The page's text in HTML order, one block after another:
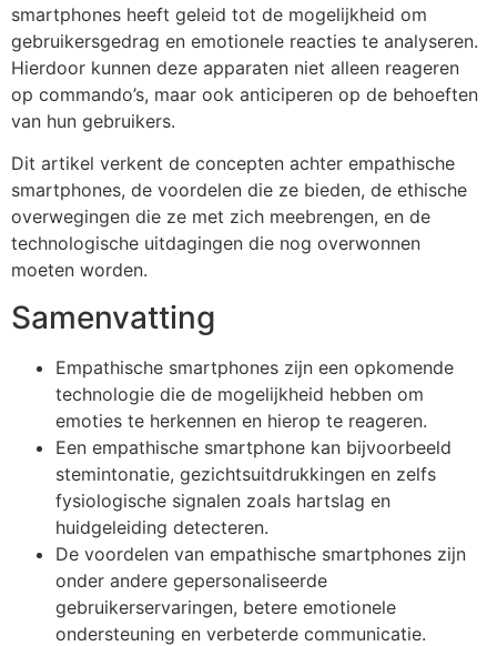
smartphones heeft geleid tot de mogelijkheid om
gebruikersgedrag en emotionele reacties te analyseren.
Hierdoor kunnen deze apparaten niet alleen reageren
op commando’s, maar ook anticiperen op de behoeften
van hun gebruikers.
Dit artikel verkent de concepten achter empathische
smartphones, de voordelen die ze bieden, de ethische
overwegingen die ze met zich meebrengen, en de
technologische uitdagingen die nog overwonnen
moeten worden.
Samenvatting
Empathische smartphones zijn een opkomende
technologie die de mogelijkheid hebben om
emoties te herkennen en hierop te reageren.
Een empathische smartphone kan bijvoorbeeld
stemintonatie, gezichtsuitdrukkingen en zelfs
fysiologische signalen zoals hartslag en
huidgeleiding detecteren.
De voordelen van empathische smartphones zijn
onder andere gepersonaliseerde
gebruikerservaringen, betere emotionele
ondersteuning en verbeterde communicatie.